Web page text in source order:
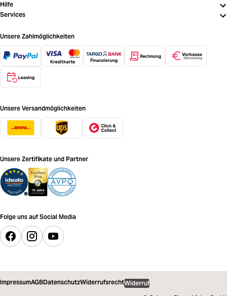
Hilfe
Services
Unsere Zahlmöglichkeiten
Unsere Versandmöglichkeiten
Unsere Zertifikate und Partner
Folge uns auf Social Media
ImpressumAGBDatenschutzWiderrufsrechtWiderruf